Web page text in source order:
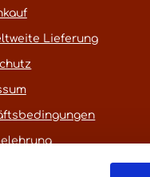
Lieferung